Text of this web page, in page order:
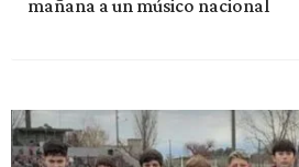
mañana a un músico nacional